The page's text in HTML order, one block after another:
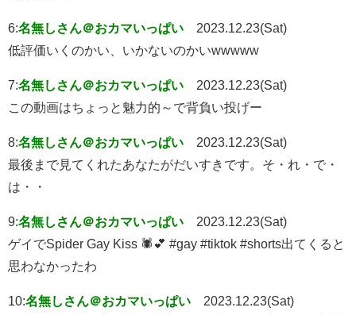
6:名無しさん＠おカマいっぱい
2023.12.23(Sat)
低評価いくのかい、いかないのかいwwwww
7:名無しさん＠おカマいっぱい
2023.12.23(Sat)
この動画はちょっと魅力的～で背負い投げー
8:名無しさん＠おカマいっぱい
2023.12.23(Sat)
最後まで見てくれたあなたがだいすきです。そ・れ・で・
は・・
9:名無しさん＠おカマいっぱい
2023.12.23(Sat)
ゲイでSpider Gay Kiss 🕷️💕 #gay #tiktok #shorts出てくると
思わなかったわ
10:名無しさん＠おカマいっぱい
2023.12.23(Sat)